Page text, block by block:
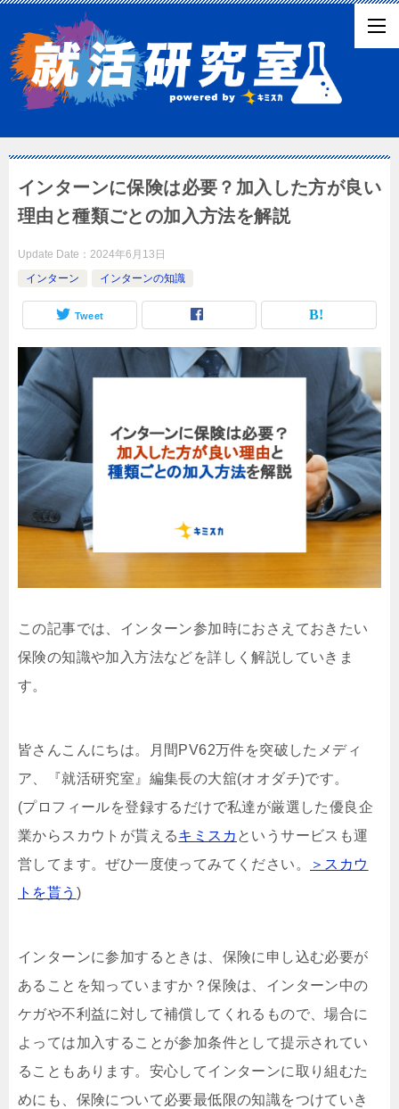
インターンに保険は必要？加入した方が良い
理由と種類ごとの加入方法を解説
Update Date： 2024年6月13日
インターン
インターンの知識
Tweet
この記事では、インターン参加時におさえておきたい
保険の知識や加入方法などを詳しく解説していきま
す。
皆さんこんにちは。月間PV62万件を突破したメディ
ア、『就活研究室』編集長の大舘(オオダチ)です。
(プロフィールを登録するだけで私達が厳選した優良企
業からスカウトが貰えるキミスカ というサービスも運
営してます。ぜひ一度使ってみてください。
＞スカウ
トを貰う )
インターンに参加するときは、保険に申し込む必要が
あることを知っていますか？保険は、インターン中の
ケガや不利益に対して補償してくれるもので、場合に
よっては加入することが参加条件として提示されてい
ることもあります。安心してインターンに取り組むた
めにも、保険について必要最低限の知識をつけていき